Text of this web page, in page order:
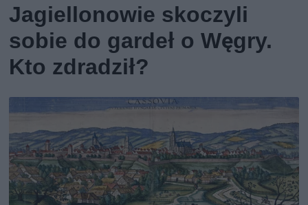
Jagiellonowie skoczyli
sobie do gardeł o Węgry.
Kto zdradził?